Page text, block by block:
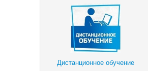
Дистанционное обучение